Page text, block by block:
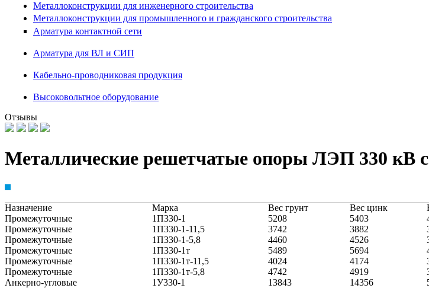
Металлоконструкции для инженерного строительства
Металлоконструкции для промышленного и гражданского строительства
Арматура контактной сети
Арматура для ВЛ и СИП
Кабельно-проводниковая продукция
Высоковольтное оборудование
Отзывы
Металлические решетчатые опоры ЛЭП 330 кВ
Назначение Марка Вес грунт Вес цинк
Промежуточные
1П330-1 5208 5403
Промежуточные
1П330-1-11,5 3742 3882
Промежуточные
1П330-1-5,8 4460 4526
Промежуточные
1П330-1т 5489 5694
Промежуточные
1П330-1т-11,5 4024 4174
Промежуточные
1П330-1т-5,8 4742 4919
Анкерно-угловые
1У330-1 13843 14356